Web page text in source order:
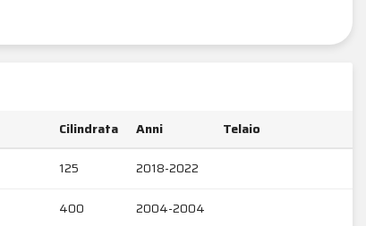
Cilindrata Anni
Telaio
125 2018-2022
400 2004-2004